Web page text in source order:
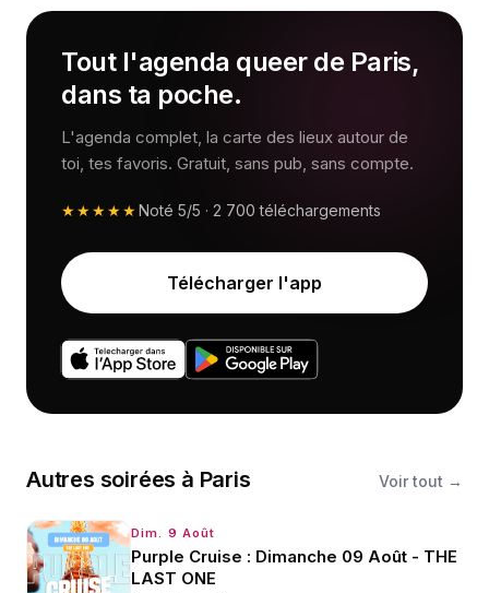
Tout l'agenda queer de Paris,
dans ta poche.
L'agenda complet, la carte des lieux autour de
toi, tes favoris. Gratuit, sans pub, sans compte.
★★★★★Noté 5/5 · 2 700 téléchargements
Télécharger l'app
Autres soirées à Paris Voir tout →
Dim. 9 Août
Purple Cruise : Dimanche 09 Août - THE
LAST ONE